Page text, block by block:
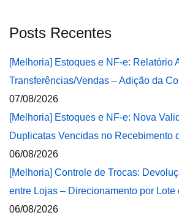
Posts Recentes
[Melhoria] Estoques e NF-e: Relatório
Transferências/Vendas – Adição da
07/08/2026
[Melhoria] Estoques e NF-e: Nova
Duplicatas Vencidas no Recebimento
06/08/2026
[Melhoria] Controle de Trocas:
entre Lojas – Direcionamento por Lote
06/08/2026